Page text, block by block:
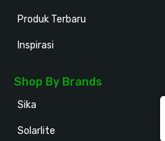
Produk Terbaru
Inspirasi
Shop By Brands
Sika
Solarlite